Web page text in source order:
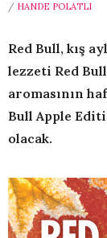
/ HANDE POLATLI
Red Bull, kış
lezzeti Red
aromasının
Bull Apple
olacak.